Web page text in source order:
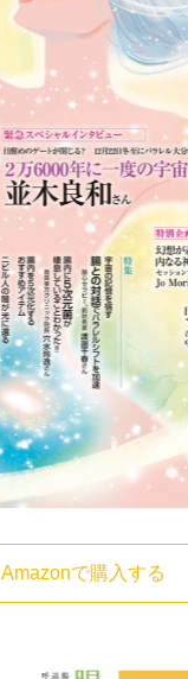
Amazonで購入する